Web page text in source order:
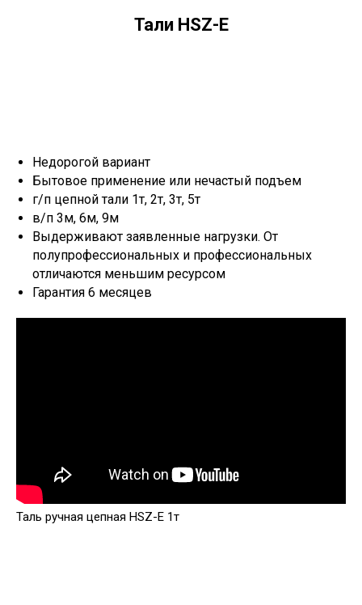
Тали HSZ-E
Недорогой вариант
Бытовое применение или нечастый подъем
г/п цепной тали 1т, 2т, 3т, 5т
в/п 3м, 6м, 9м
Выдерживают заявленные нагрузки. От
полупрофессиональных и профессиональных
отличаются меньшим ресурсом
Гарантия 6 месяцев
Таль ручная цепная HSZ-E 1т